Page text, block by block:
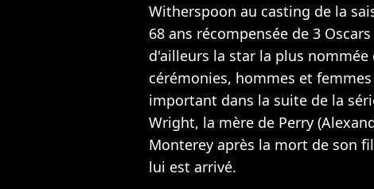
Witherspoon au casting de la
68 ans récompensée de 3
d'ailleurs la star la plus
cérémonies, hommes et
important dans la suite de la
Wright, la mère de Perry
Monterey après la mort de son
lui est arrivé.